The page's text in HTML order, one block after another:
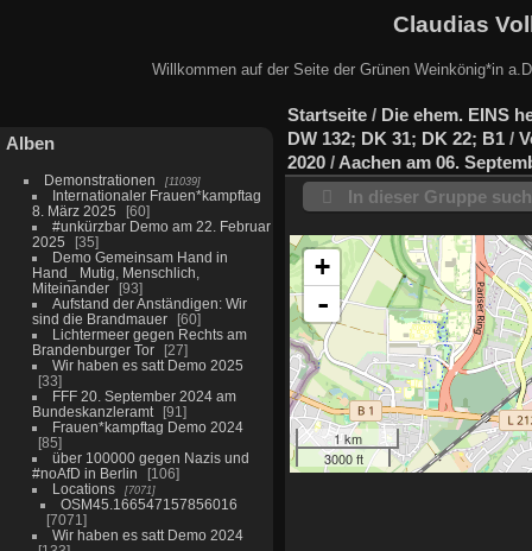
Claudias
Willkommen auf der Seite der Grünen Weinkönig*in
Alben
Demonstrationen 11039
Internationaler Frauen*kampftag
8. März 2025
60
#unkürzbar Demo am 22. Februar
2025
35
Demo Gemeinsam Hand in
Hand_ Mutig, Menschlich,
Miteinander
93
Aufstand der Anständigen: Wir
sind die Brandmauer
60
Lichtermeer gegen Rechts am
Brandenburger Tor
27
Wir haben es satt Demo 2025
33
FFF 20. September 2024 am
Bundeskanzleramt
91
Frauen*kampftag Demo 2024
85
über 100000 gegen Nazis und
#noAfD in Berlin
106
Locations
7071
OSM45.166547157856016
7071
Wir haben es satt Demo 2024
Startseite / Die ehem. EINS
DW 132; DK 31; DK 22; B1 /
2020 / Aachen am 06.
In dieser Gruppe
+
-
1 km
3000 ft